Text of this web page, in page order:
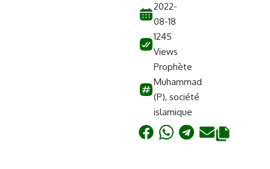
2022-
08-18
1245
Views
Prophète
Muhammad
(P), société
islamique